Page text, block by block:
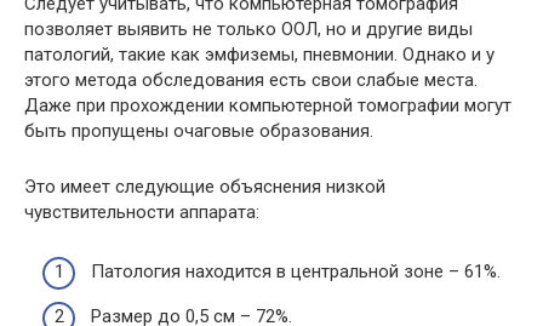
позволяет выявить не только ООЛ, но и другие виды
патологий, такие как эмфиземы, пневмонии. Однако и у
этого метода обследования есть свои слабые места.
Даже при прохождении компьютерной томографии могут
быть пропущены очаговые образования.
Это имеет следующие объяснения низкой
чувствительности аппарата:
Патология находится в центральной зоне – 61%.
Размер до 0,5 см – 72%.